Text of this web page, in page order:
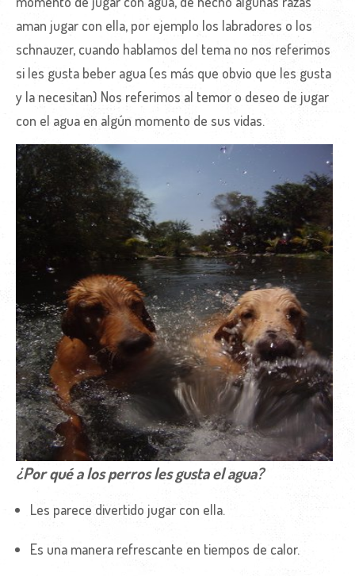
aman jugar con ella, por ejemplo los labradores o los
schnauzer, cuando hablamos del tema no nos referimos
si les gusta beber agua (es más que obvio que les gusta
y la necesitan) Nos referimos al temor o deseo de jugar
con el agua en algún momento de sus vidas.
¿Por qué a los perros les gusta el agua?
Les parece divertido jugar con ella.
Es una manera refrescante en tiempos de calor.